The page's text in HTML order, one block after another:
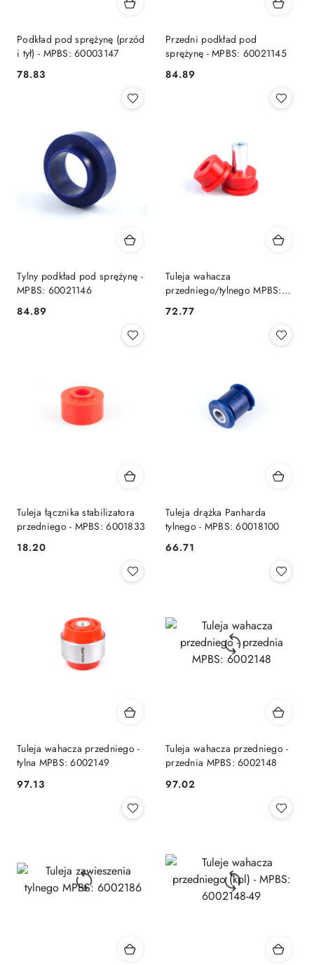
Podkład pod sprężynę (przód
i tył) - MPBS: 60003147
Cena:
78.83
Przedni podkład pod
sprężynę - MPBS: 60021145
Cena:
84.89
Tylny podkład pod sprężynę -
MPBS: 60021146
Cena:
84.89
Tuleja wahacza
przedniego/tylnego MPBS:
Cena:
72.77
Tuleja łącznika stabilizatora
przedniego - MPBS: 6001833
Cena:
18.20
Tuleja drążka Panharda
tylnego - MPBS: 60018100
Cena:
66.71
Tuleja wahacza przedniego -
tylna MPBS: 6002149
Cena:
97.13
Tuleja wahacza przedniego -
przednia MPBS: 6002148
Cena:
97.02